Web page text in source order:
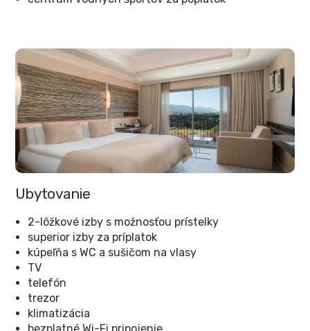
Ubytovanie
2-lôžkové izby s možnosťou prístelky
superior izby za príplatok
kúpeľňa s WC a sušičom na vlasy
TV
telefón
trezor
klimatizácia